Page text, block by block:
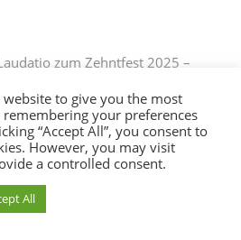
zum Zehntfest 2025 –
fest , es hat sehr viel spaß
noch mehr spaß. ich habe sehr…
des Kirchhorster Zehntfestes
to give you the most
your preferences
“Accept All”, you consent to
However, you may visit
a controlled consent.
All